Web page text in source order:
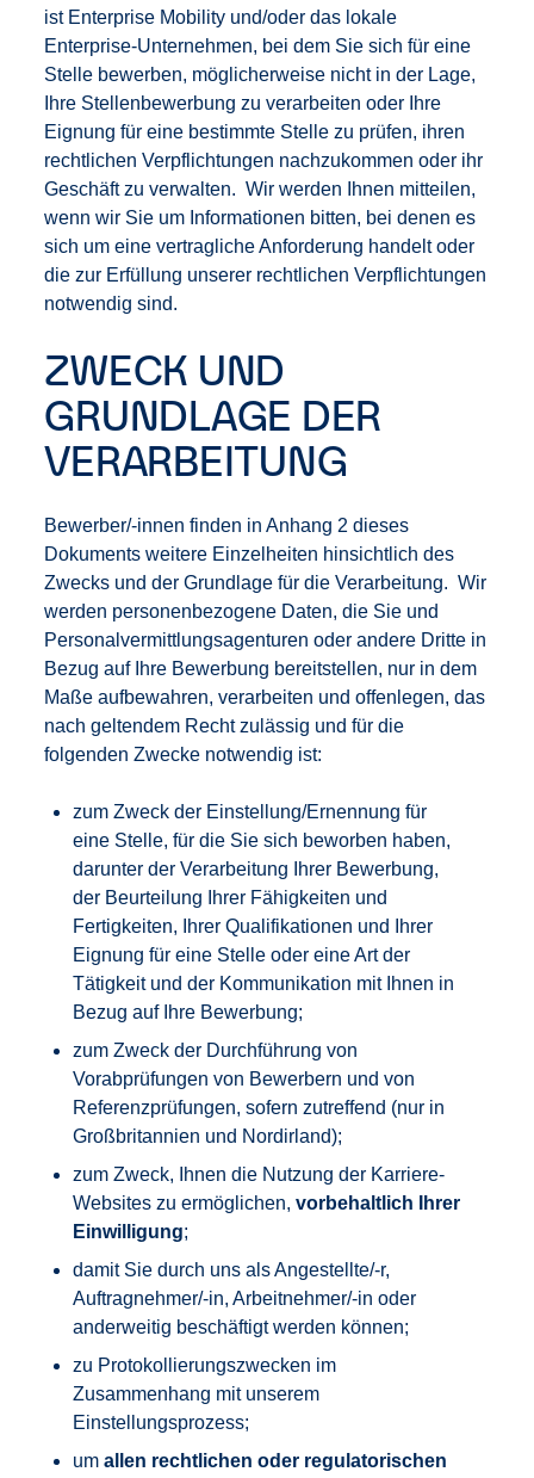
ist Enterprise Mobility und/oder das lokale
Enterprise-Unternehmen, bei dem Sie sich für eine
Stelle bewerben, möglicherweise nicht in der Lage,
Ihre Stellenbewerbung zu verarbeiten oder Ihre
Eignung für eine bestimmte Stelle zu prüfen, ihren
rechtlichen Verpflichtungen nachzukommen oder ihr
Geschäft zu verwalten. Wir werden Ihnen mitteilen,
wenn wir Sie um Informationen bitten, bei denen es
sich um eine vertragliche Anforderung handelt oder
die zur Erfüllung unserer rechtlichen Verpflichtungen
notwendig sind.
ZWECK UND
GRUNDLAGE DER
VERARBEITUNG
Bewerber/-innen finden in Anhang 2 dieses
Dokuments weitere Einzelheiten hinsichtlich des
Zwecks und der Grundlage für die Verarbeitung. Wir
werden personenbezogene Daten, die Sie und
Personalvermittlungsagenturen oder andere Dritte in
Bezug auf Ihre Bewerbung bereitstellen, nur in dem
Maße aufbewahren, verarbeiten und offenlegen, das
nach geltendem Recht zulässig und für die
folgenden Zwecke notwendig ist:
zum Zweck der Einstellung/Ernennung für
eine Stelle, für die Sie sich beworben haben,
darunter der Verarbeitung Ihrer Bewerbung,
der Beurteilung Ihrer Fähigkeiten und
Fertigkeiten, Ihrer Qualifikationen und Ihrer
Eignung für eine Stelle oder eine Art der
Tätigkeit und der Kommunikation mit Ihnen in
Bezug auf Ihre Bewerbung;
zum Zweck der Durchführung von
Vorabprüfungen von Bewerbern und von
Referenzprüfungen, sofern zutreffend (nur in
Großbritannien und Nordirland);
zum Zweck, Ihnen die Nutzung der Karriere-
Websites zu ermöglichen,vorbehaltlich Ihrer
Einwilligung;
damit Sie durch uns als Angestellte/-r,
Auftragnehmer/-in, Arbeitnehmer/-in oder
anderweitig beschäftigt werden können;
zu Protokollierungszwecken im
Zusammenhang mit unserem
Einstellungsprozess;
umallen rechtlichen oder regulatorischen